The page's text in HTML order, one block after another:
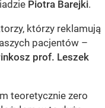
Piotra Barejki.
którzy reklamują
pacjentów –
prof. Leszek
teoretycznie zero